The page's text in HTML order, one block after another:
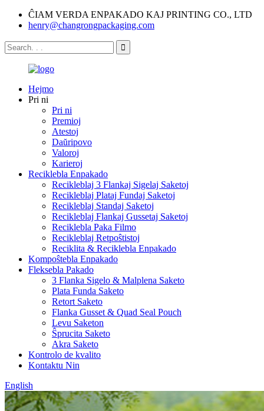
ĈIAM VERDA ENPAKADO KAJ PRINTING CO., LTD
henry@changrongpackaging.com
Hejmo
Pri ni
Pri ni
Premioj
Atestoj
Daŭripovo
Valoroj
Karieroj
Reciklebla Enpakado
Recikleblaj 3 Flankaj Sigelaj Saketoj
Recikleblaj Plataj Fundaj Saketoj
Recikleblaj Standaj Saketoj
Recikleblaj Flankaj Gussetaj Saketoj
Reciklebla Paka Filmo
Recikleblaj Retpoŝtistoj
Reciklita & Reciklebla Enpakado
Kompoŝtebla Enpakado
Fleksebla Pakado
3 Flanka Sigelo & Malplena Saketo
Plata Funda Saketo
Retort Saketo
Flanka Gusset & Quad Seal Pouch
Levu Saketon
Ŝprucita Saketo
Akra Saketo
Kontrolo de kvalito
Kontaktu Nin
English